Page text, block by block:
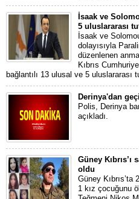
İsaak ve
5 uluslararası
İsaak ve
dolayısıyla
düzenlenen
Kıbrıs
bağlantılı 13 ulusal ve 5 uluslararası
Derinya'dan
Polis, Derinya
açıkladı.
Güney
oldu
Güney Kıbrıs’ta
1 kız çocuğunu